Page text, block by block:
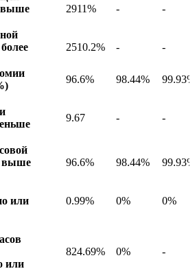
выше
2911% - -
2510.2% - -
96.6% 98.44%
99.93%
9.67 - -
выше
96.6% 98.44% 99.93%
или
0.99% 0% 0%
или
824.69% 0% -